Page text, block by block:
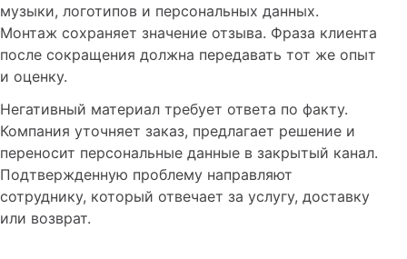
музыки, логотипов и персональных данных.
Монтаж сохраняет значение отзыва. Фраза клиента
после сокращения должна передавать тот же опыт
и оценку.
Негативный материал требует ответа по факту.
Компания уточняет заказ, предлагает решение и
переносит персональные данные в закрытый канал.
Подтвержденную проблему направляют
сотруднику, который отвечает за услугу, доставку
или возврат.